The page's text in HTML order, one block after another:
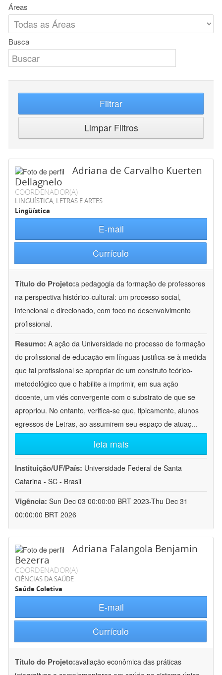
Áreas
Busca
Filtrar
Limpar Filtros
Adriana de Carvalho Kuerten
Dellagnelo
COORDENADOR(A)
LINGÜÍSTICA, LETRAS E ARTES
Lingüística
E-mail
Currículo
Título do Projeto:a pedagogia da formação de professores
na perspectiva histórico-cultural: um processo social,
intencional e direcionado, com foco no desenvolvimento
profissional.
Resumo: A ação da Universidade no processo de formação
do profissional de educação em línguas justifica-se à medida
que tal profissional se apropriar de um construto teórico-
metodológico que o habilite a imprimir, em sua ação
docente, um viés convergente com o substrato de que se
apropriou. No entanto, verifica-se que, tipicamente, alunos
egressos de Letras, ao assumirem seu espaço de atuaç...
leia mais
Instituição/UF/País: Universidade Federal de Santa
Catarina - SC - Brasil
Vigência: Sun Dec 03 00:00:00 BRT 2023-Thu Dec 31
00:00:00 BRT 2026
Adriana Falangola Benjamin
Bezerra
COORDENADOR(A)
CIÊNCIAS DA SAÚDE
Saúde Coletiva
E-mail
Currículo
Título do Projeto:avaliação econômica das práticas